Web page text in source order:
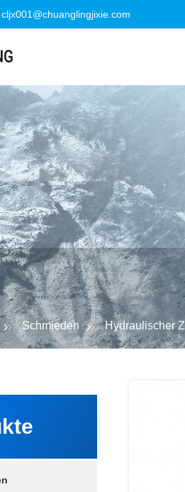
cljx001@chuanglingjixie.com
Schmieden Hydraulischer